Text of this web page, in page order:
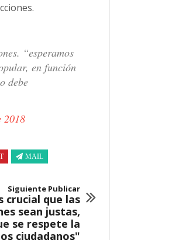
“esperamos
en función
debe
2018
MAIL
Siguiente Publicar
crucial que las
sean justas,
se respete la
ciudadanos"